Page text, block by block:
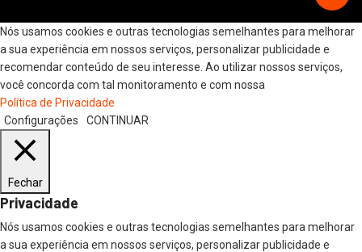
Nós usamos cookies e outras tecnologias semelhantes para melhorar
a sua experiência em nossos serviços, personalizar publicidade e
recomendar conteúdo de seu interesse. Ao utilizar nossos serviços,
você concorda com tal monitoramento e com nossa
Política de Privacidade
Configurações
CONTINUAR
Fechar
Privacidade
Nós usamos cookies e outras tecnologias semelhantes para melhorar
a sua experiência em nossos serviços, personalizar publicidade e